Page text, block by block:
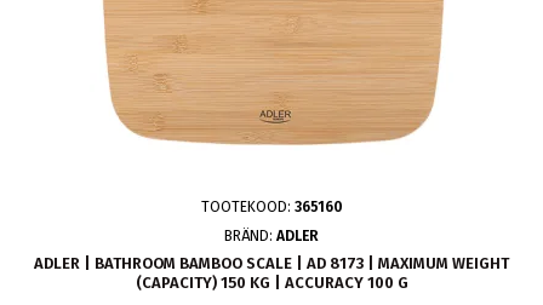
TOOTEKOOD: 365160
BRÄND: ADLER
ADLER | BATHROOM BAMBOO SCALE | AD 8173 | MAXIMUM WEIGHT
(CAPACITY) 150 KG | ACCURACY 100 G